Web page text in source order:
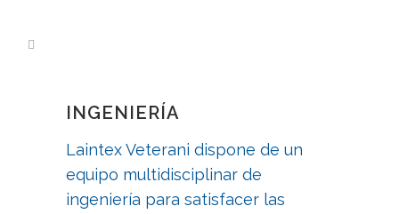
INGENIERÍA
Laintex Veterani dispone de un
equipo multidisciplinar de
ingeniería para satisfacer las